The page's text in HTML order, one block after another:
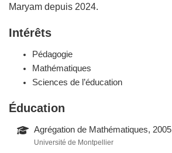
Maryam depuis 2024.
Intérêts
Pédagogie
Mathématiques
Sciences de l’éducation
Éducation
Agrégation de Mathématiques, 2005
Université de Montpellier